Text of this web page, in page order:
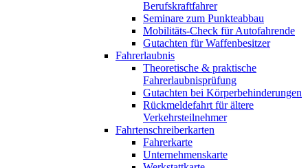
Berufskraftfahrer
Seminare zum Punkteabbau
Mobilitäts-Check für Autofahrende
Gutachten für Waffenbesitzer
Fahrerlaubnis
Theoretische & praktische
Fahrerlaubnisprüfung
Gutachten bei Körperbehinderungen
Rückmeldefahrt für ältere
Verkehrsteilnehmer
Fahrtenschreiberkarten
Fahrerkarte
Unternehmenskarte